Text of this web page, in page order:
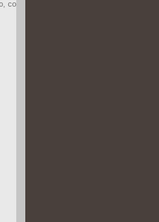
co